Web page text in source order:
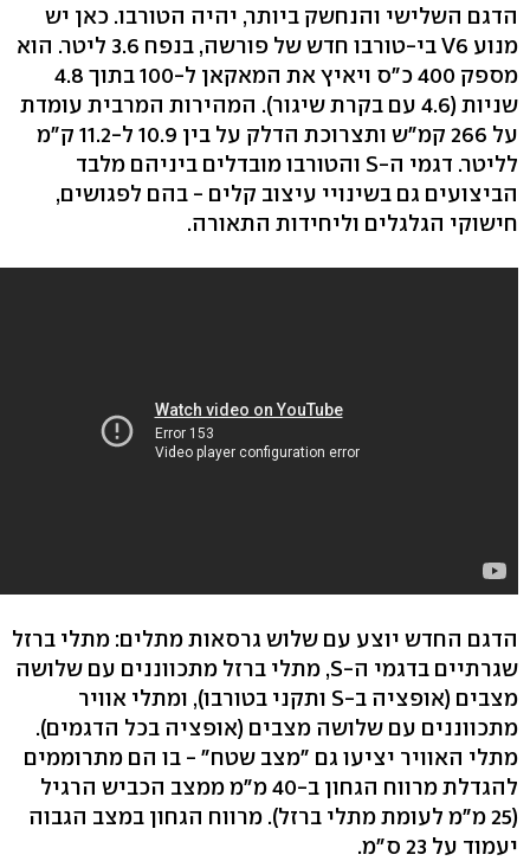
הדגם השלישי והנחשק ביותר, יהיה הטורבו. כאן יש
מנוע V6 בי-טורבו חדש של פורשה, בנפח 3.6 ליטר. הוא
מספק 400 כ"ס ויאיץ את המאקאן ל-100 בתוך 4.8
שניות (4.6 עם בקרת שיגור). המהירות המרבית עומדת
על 266 קמ"ש ותצרוכת הדלק על בין 10.9 ל-11.2 ק"מ
לליטר. דגמי ה-S והטורבו מובדלים ביניהם מלבד
הביצועים גם בשינויי עיצוב קלים - בהם לפגושים,
חישוקי הגלגלים וליחידות התאורה.
הדגם החדש יוצע עם שלוש גרסאות מתלים: מתלי ברזל
שגרתיים בדגמי ה-S, מתלי ברזל מתכווננים עם שלושה
מצבים (אופציה ב-S ותקני בטורבו), ומתלי אוויר
מתכווננים עם שלושה מצבים (אופציה בכל הדגמים).
מתלי האוויר יציעו גם "מצב שטח" - בו הם מתרוממים
להגדלת מרווח הגחון ב-40 מ"מ ממצב הכביש הרגיל
(25 מ"מ לעומת מתלי ברזל). מרווח הגחון במצב הגבוה
יעמוד על 23 ס"מ.